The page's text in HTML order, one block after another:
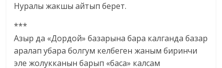
Нуралы жакшы айтып берет.
***
Азыр да «Дордой» базарына бара калганда базар
аралап убара болгум келбеген жаным биринчи
эле жолукканын барып «баса» калсам